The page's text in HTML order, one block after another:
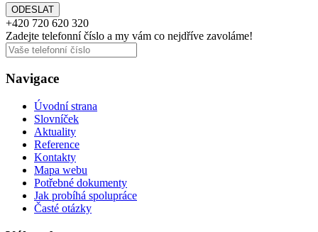
+420 720 620 320
Zadejte telefonní číslo a my vám co nejdříve zavoláme!
Navigace
Úvodní strana
Slovníček
Aktuality
Reference
Kontakty
Mapa webu
Potřebné dokumenty
Jak probíhá spolupráce
Časté otázky